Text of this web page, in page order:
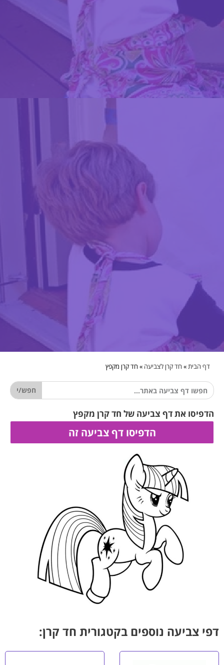
דף הבית» חד קרן לצביעה » חד קרן מקפץ
חפש/י
הדפיסו את דף צביעה של חד קרן מקפץ
דפי צביעה נוספים בקטגורית חד קרן: